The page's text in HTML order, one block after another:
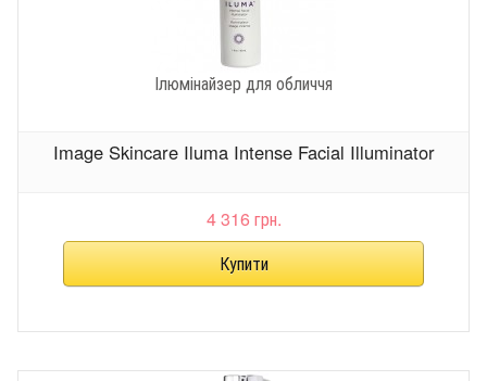
Ілюмінайзер для обличчя
Image Skincare Iluma Intense Facial Illuminator
4 316 грн.